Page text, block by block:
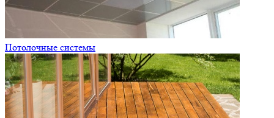
Потолочные системы